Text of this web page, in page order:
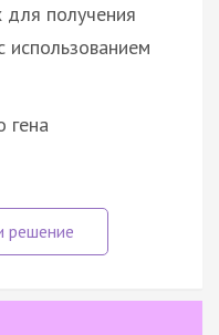
получения
использованием
гена